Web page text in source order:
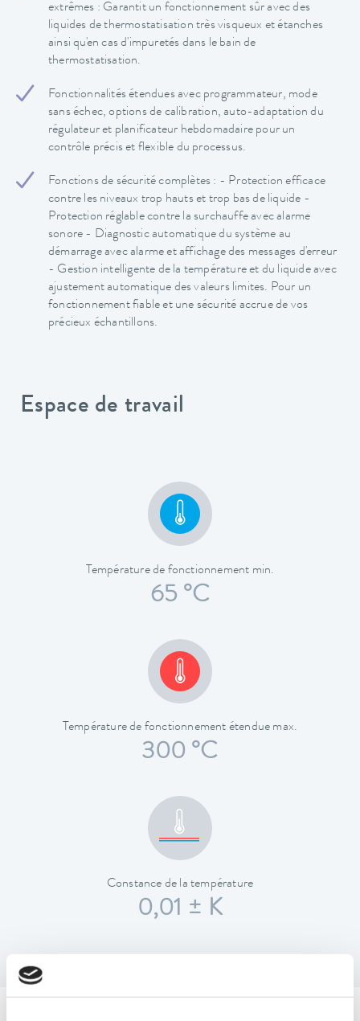
extrêmes : Garantit un fonctionnement sûr avec des
liquides de thermostatisation très visqueux et étanches
ainsi qu'en cas d'impuretés dans le bain de
thermostatisation.
Fonctionnalités étendues avec programmateur, mode
sans échec, options de calibration, auto-adaptation du
régulateur et planificateur hebdomadaire pour un
contrôle précis et flexible du processus.
Fonctions de sécurité complètes : - Protection efficace
contre les niveaux trop hauts et trop bas de liquide -
Protection réglable contre la surchauffe avec alarme
sonore - Diagnostic automatique du système au
démarrage avec alarme et affichage des messages d'erreur
- Gestion intelligente de la température et du liquide avec
ajustement automatique des valeurs limites. Pour un
fonctionnement fiable et une sécurité accrue de vos
précieux échantillons.
Espace de travail
Température de fonctionnement min.
65 °C
Température de fonctionnement étendue max.
300 °C
Constance de la température
0,01 ± K